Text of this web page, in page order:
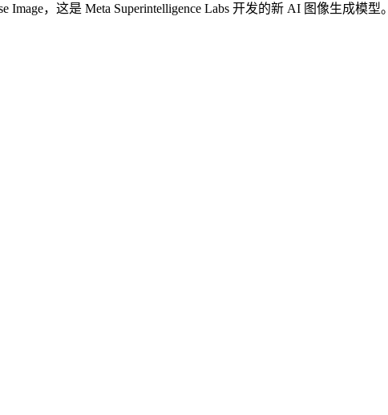
Image，这是 Meta Superintelligence Labs 开发的新 AI 图像生成模型。